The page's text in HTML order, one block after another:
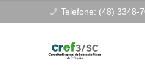
Telefone: (48) 3348-